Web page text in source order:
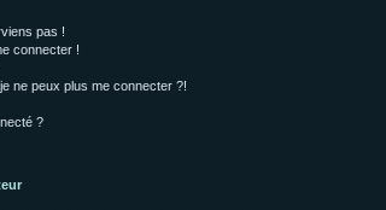
pas !
connecter !
ne peux plus me connecter ?!
?